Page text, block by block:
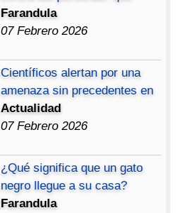
Farandula
07 Febrero 2026
Científicos alertan por una
amenaza sin precedentes en
Actualidad
07 Febrero 2026
¿Qué significa que un gato
negro llegue a su casa?
Farandula